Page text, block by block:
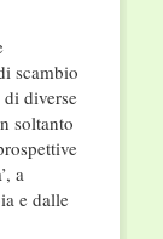
scambio
diverse
soltanto
a
e dalle